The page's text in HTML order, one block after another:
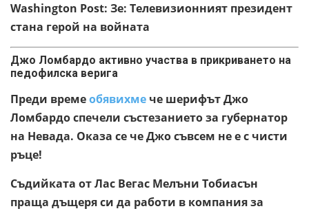
Washington Post: Зе: Телевизионният президент
стана герой на войната
Джо Ломбардо активно участва в прикриването на
педофилска верига
Преди времеобявихме че шерифът Джо
Ломбардо спечели състезанието за губернатор
на Невада. Оказа се че Джо съвсем не е с чисти
ръце!
Съдийката от Лас Вегас Мелъни Тобиасън
праща дъщеря си да работи в компания за